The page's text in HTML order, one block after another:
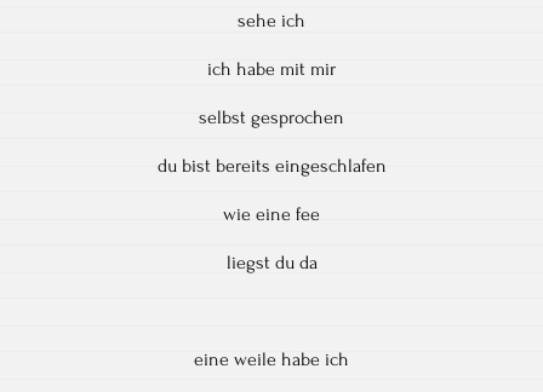
sehe ich
ich habe mit mir
selbst gesprochen
du bist bereits eingeschlafen
wie eine fee
liegst du da
eine weile habe ich